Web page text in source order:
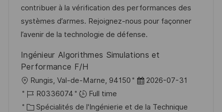
t
i
o
f
i
c
a
e
c
e
d
p
t
r
i
e
contribuer à la vérification des performances des
systèmes d’armes. Rejoignez-nous pour façonner
l’avenir de la technologie de défense.
Ingénieur Algorithmes Simulations et
Performance F/H
o
c
Rungis, Val-de-Marne, 94150
D
t
2026-07-31
R
é
R0336074
Full time
C Spécialités de l'Ingénierie et de la Technique